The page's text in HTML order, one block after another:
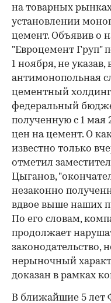
на товарных
установлении
цемент. Объявив о
"Евроцемент Груп"
1 ноября, не
антимонопольная
цементный
федеральный
полученную с 1 мая
цен на цемент. О
известно только
отметил
Цыганов,
незаконно
вдвое выше наших
По его словам,
продолжает
законодательство,
нерыночный
доказан в рамках
В ближайшие 5 лет